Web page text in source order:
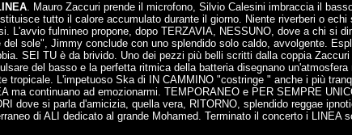
. Mauro Zaccuri prende il microfono, Silvio Calesini imbraccia il
tutto il calore accumulato durante il giorno. Niente riverberi o
L'avvio fulmineo propone, dopo TERZAVIA, NESSUNO, dove a chi si
sole", Jimmy conclude con uno splendido solo caldo, avvolgente.
SEI TU è da brivido. Uno dei pezzi più belli scritti dalla coppia
del basso e la perfetta ritmica della batteria disegnano
tropicale. L'impetuoso Ska di IN CAMMINO "costringe " anche i più
ma continuano ad emozionarmi. TEMPORANEO e PER SEMPRE
dove si parla d'amicizia, quella vera, RITORNO, splendido reggae
di ALI dedicato al grande Mohamed. Terminato il concerto i